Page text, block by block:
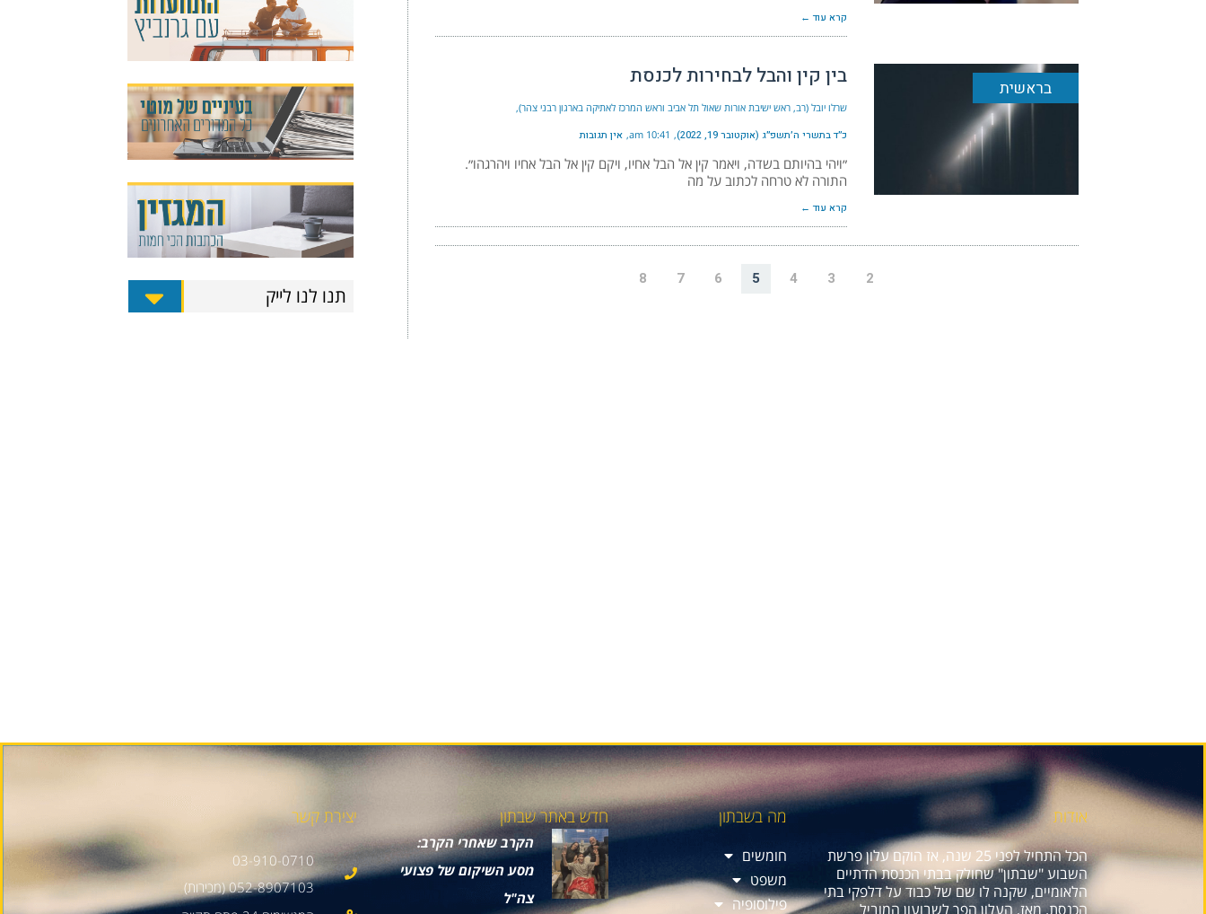
קרא עוד ←
בראשית בין קין והבל לבחירות לכנסת
שרלו יובל (רב, ראש ישיבת אורות שאול תל אביב וראש המרכז לאתיקה בארגון רבני צהר)
כ״ד בתשרי ה׳תשפ״ג (אוקטובר 19, 2022) 10:41 am אין תגובות
״ויהי בהיותם בשדה, ויאמר קין אל הבל אחיו, ויקם קין אל הבל אחיו ויהרגהו״.
התורה לא טרחה לכתוב על מה
קרא עוד ←
2
3
4
5
6
7
8
תנו לנו לייק
אודות
הכל התחיל לפני 25 שנה, אז הוקם עלון פרשת
השבוע "שבתון" שחולק בבתי הכנסת הדתיים
הלאומיים, שקנה לו שם של כבוד על דלפקי בתי
הכנסת. מאז, העלון הפך לשבועון המוביל
מה בשבתון
חומשים
משפט
פילוסופיה
חדש באתר שבתון
הקרב שאחרי הקרב:
מסע השיקום של פצועי
צה"ל
יצירת קשר
03-910-0710
052-8907103 (מכירות)